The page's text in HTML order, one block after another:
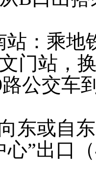
站：乘地
门站，
路公交车
东或自
心”出口（